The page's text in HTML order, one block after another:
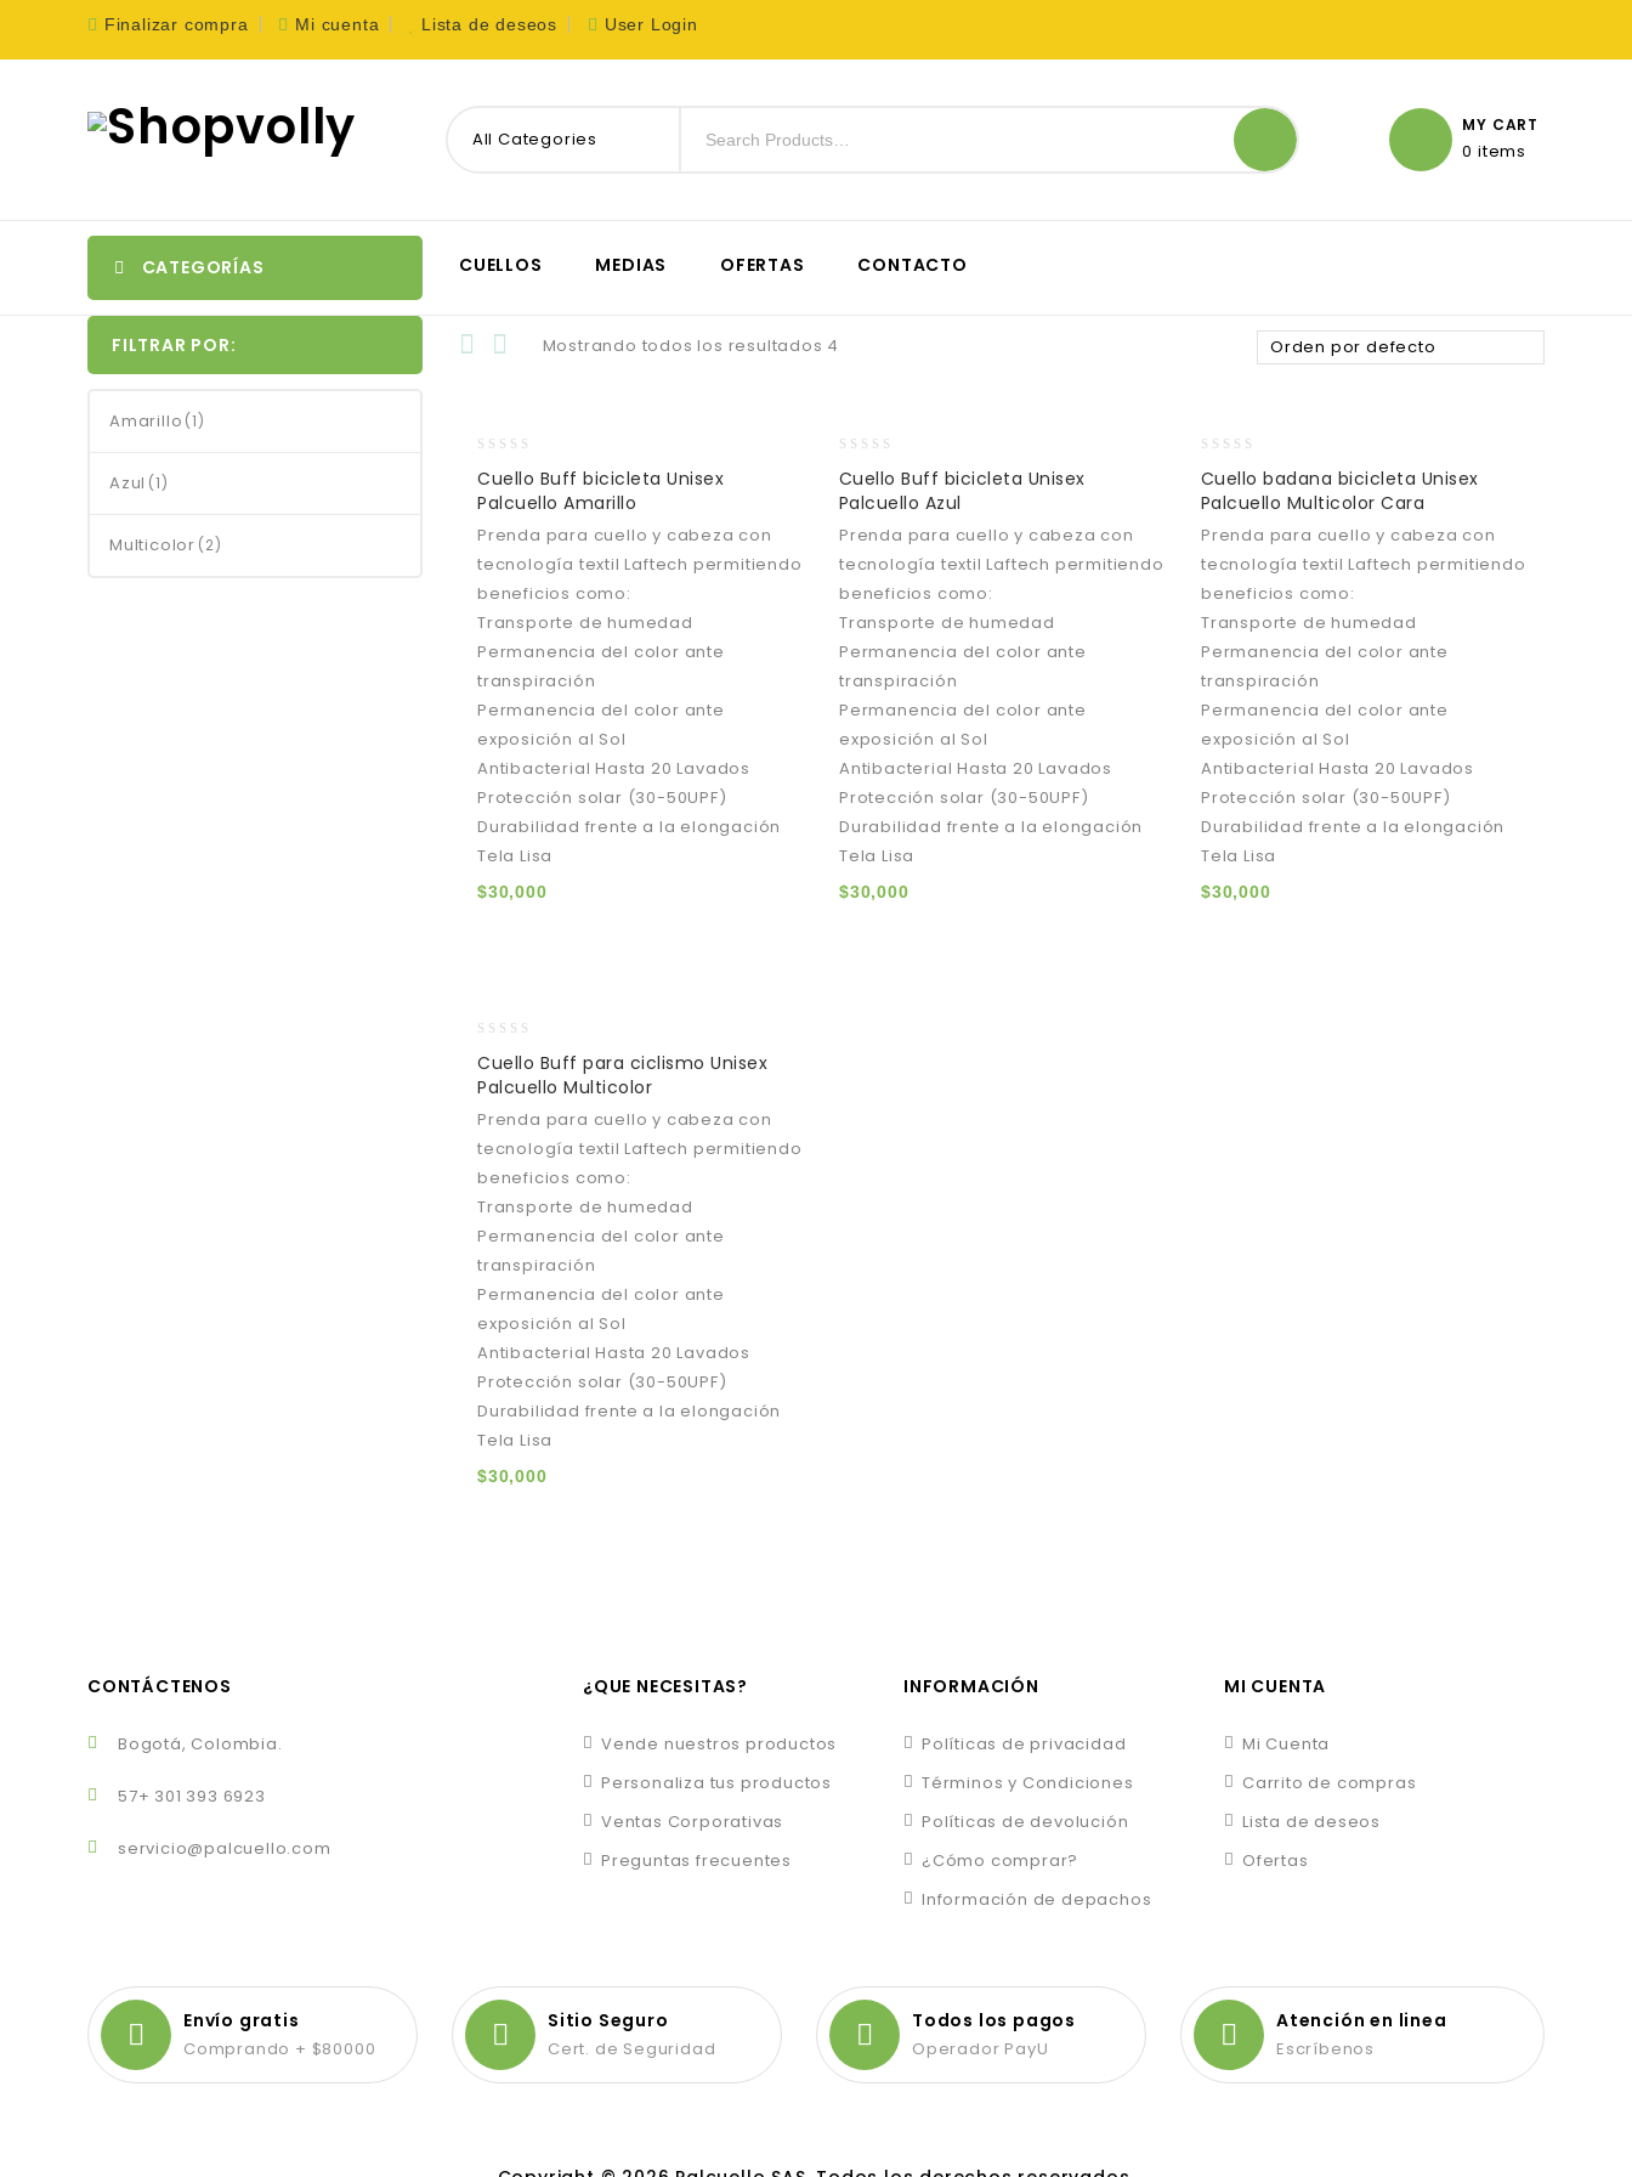
Finalizar compra Mi cuenta Lista de deseos User Login
All Categories
MY CART
0 items
CATEGORÍAS CUELLOS MEDIAS OFERTAS CONTACTO
Mostrando todos los resultados 4 Orden por defecto
out
of
5
Cuello Buff bicicleta Unisex
Palcuello Amarillo
Prenda para cuello y cabeza con
tecnología textil Laftech permitiendo
beneficios como:
Transporte de humedad
Permanencia del color ante
transpiración
Permanencia del color ante
exposición al Sol
Antibacterial Hasta 20 Lavados
Protección solar (30-50UPF)
Durabilidad frente a la elongación
Tela Lisa
$30,000
out
of
5
Cuello Buff bicicleta Unisex
Palcuello Azul
Prenda para cuello y cabeza con
tecnología textil Laftech permitiendo
beneficios como:
Transporte de humedad
Permanencia del color ante
transpiración
Permanencia del color ante
exposición al Sol
Antibacterial Hasta 20 Lavados
Protección solar (30-50UPF)
Durabilidad frente a la elongación
Tela Lisa
$30,000
out
of
5
Cuello badana bicicleta Unisex
Palcuello Multicolor Cara
Prenda para cuello y cabeza con
tecnología textil Laftech permitiendo
beneficios como:
Transporte de humedad
Permanencia del color ante
transpiración
Permanencia del color ante
exposición al Sol
Antibacterial Hasta 20 Lavados
Protección solar (30-50UPF)
Durabilidad frente a la elongación
Tela Lisa
$30,000
out
of
5
Cuello Buff para ciclismo Unisex
Palcuello Multicolor
Prenda para cuello y cabeza con
tecnología textil Laftech permitiendo
beneficios como:
Transporte de humedad
Permanencia del color ante
transpiración
Permanencia del color ante
exposición al Sol
Antibacterial Hasta 20 Lavados
Protección solar (30-50UPF)
Durabilidad frente a la elongación
Tela Lisa
$30,000
FILTRAR POR:
Amarillo (1)
Azul (1)
Multicolor (2)
CONTÁCTENOS
Bogotá, Colombia.
57+ 301 393 6923
servicio@palcuello.com
¿QUE NECESITAS?
Vende nuestros productos
Personaliza tus productos
Ventas Corporativas
Preguntas frecuentes
INFORMACIÓN
Políticas de privacidad
Términos y Condiciones
Políticas de devolución
¿Cómo comprar?
Información de depachos
MI CUENTA
Mi Cuenta
Carrito de compras
Lista de deseos
Ofertas
Envío gratis
Comprando + $80000
Sitio Seguro
Cert. de Seguridad
Todos los pagos
Operador PayU
Atención en linea
Escríbenos